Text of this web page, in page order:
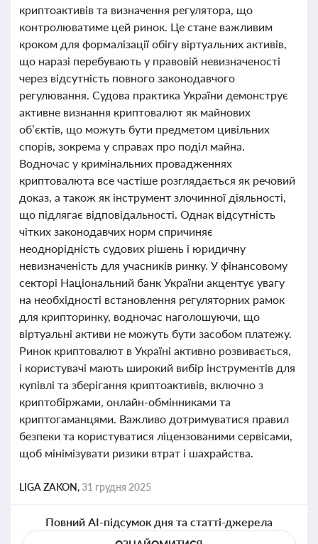
криптоактивів та визначення регулятора, що
контролюватиме цей ринок. Це стане важливим
кроком для формалізації обігу віртуальних активів,
що наразі перебувають у правовій невизначеності
через відсутність повного законодавчого
регулювання. Судова практика України демонструє
активне визнання криптовалют як майнових
об’єктів, що можуть бути предметом цивільних
спорів, зокрема у справах про поділ майна.
Водночас у кримінальних провадженнях
криптовалюта все частіше розглядається як речовий
доказ, а також як інструмент злочинної діяльності,
що підлягає відповідальності. Однак відсутність
чітких законодавчих норм спричиняє
неоднорідність судових рішень і юридичну
невизначеність для учасників ринку. У фінансовому
секторі Національний банк України акцентує увагу
на необхідності встановлення регуляторних рамок
для крипторинку, водночас наголошуючи, що
віртуальні активи не можуть бути засобом платежу.
Ринок криптовалют в Україні активно розвивається,
і користувачі мають широкий вибір інструментів для
купівлі та зберігання криптоактивів, включно з
криптобіржами, онлайн-обмінниками та
криптогаманцями. Важливо дотримуватися правил
безпеки та користуватися ліцензованими сервісами,
щоб мінімізувати ризики втрат і шахрайства.
LIGA ZAKON,31 грудня 2025
Повний AI-підсумок дня та статті-джерела